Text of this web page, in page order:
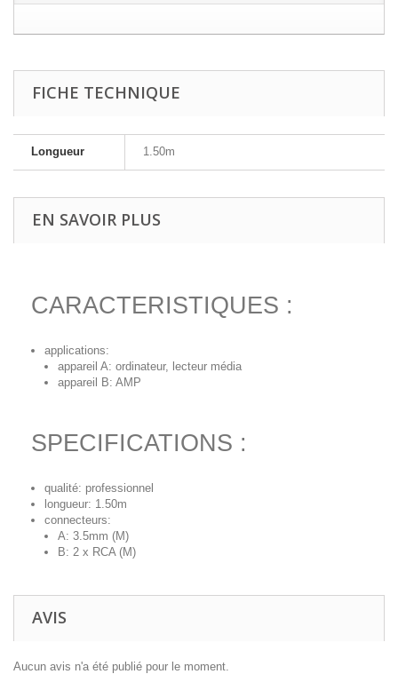
FICHE TECHNIQUE
Longueur 1.50m
EN SAVOIR PLUS
CARACTERISTIQUES :
applications:
appareil A: ordinateur, lecteur média
appareil B: AMP
SPECIFICATIONS :
qualité: professionnel
longueur: 1.50m
connecteurs:
A: 3.5mm (M)
B: 2 x RCA (M)
AVIS
Aucun avis n'a été publié pour le moment.